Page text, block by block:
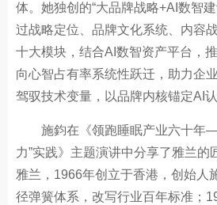
体。她独创的“大品牌战略+AI数智
过战略定位、品牌文化系统、内容
十大模块，结合AI数智资产平台，
向心智占有率系统性跃迁，助力企
驾驭技术变量，以品牌内核锚定AI认
施鈞在《领跑睡眠产业六十年
力”实践》主题演讲中分享了雅兰的
雅兰，1966年创立于香港，创始人
径弹簧体系，改写行业百年标准；